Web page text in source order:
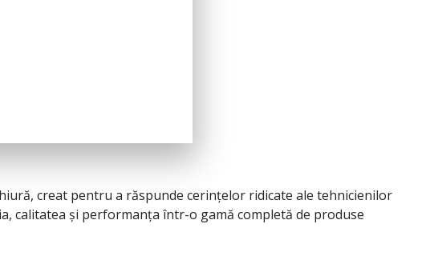
creat pentru a răspunde cerințelor ridicate ale tehnicienilor
calitatea și performanța într-o gamă completă de produse